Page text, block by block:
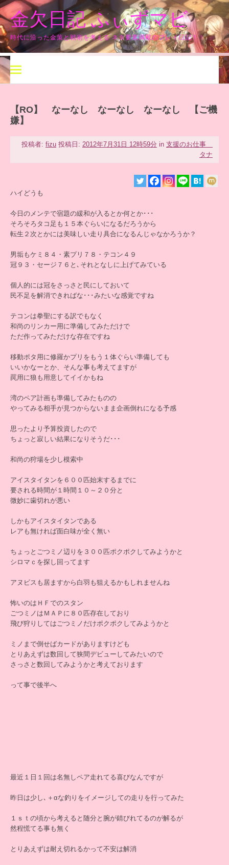
コ
ン
テ
ン
ツ
へ
ス
キ
ッ
金欠日記 ふぃずマビ
時代に沿った金策と戦術を考える ネタ要素満載のプレイ日記！！
【RO】 なーなし なーなし なーなし 【ご機
嫌】
投稿者: fizu 投稿日: 2012年7月31日 12時59分 in 支援のお仕事
タナ
ハイどうも
今日のメンテで宿題の緩和が入るとか何とか･･･
そろそろタコ足も１５本ぐらいになるだろうから
転生２次とかには美味しい走り具合になるんじゃなかろうか？
男垢もケミ８４・素プリ７８・テコン４９
冠９３・セージ７６と､それとなしに上げてみている
個人的には冠をさっさと民にしておいて
民不足を解消できればな･･･みたいな感覚ですね
テコンは拳聖にする訳でもなく
和尚のリンカー用に準備してみただけで
ただ作ってみただけな存在ですね
移動ポタ用に修羅かプリをもう１体ぐらい準備しても
いいかなーとか、そんな事も考えてますが
罠用に狼も用意してイイかもね
湾のペア計画も準備してみたものの
やってみる相手が見つからないまま企画倒れになる予感
思ったより予算投資したので
ちょっと寂しい結果になりそうだ･･･
和尚の狩場を少し模索中
アイスタイタンを６００匹始末するまでに
要される時間が１時間１０～２０分と
微妙に歯切れが悪い
しかもアイスタイタンである
レアも無ければ面白味が全く無い
ちょっとごつミノ辺りを３００匹ポクポクしてみようかと
シロマｃを探し回ってます
アヌビスも居ますから白羽も狙えるかもしれませんね
怖いのはＨＦでのスタン
ごつミノはＭＡＰに８０匹存在しており
飛び狩りしてはごつミノだけポクポクしてみようかと
ミノまで倒せばカードがありますけども
とりあえずは数回して狭間デビューしてみたいので
さっさと数回してみようかと考えております
って事で後半へ
最近１日１回は名無しペア走れてる喜びなんですが
昨日は少し､＋αな釣りをイメージしての走りを行ってみた
１ｓｔの頃から考えると随分と腕が錆びれてるのが解るが
然程慌てる事も無く
とりあえずは耐え切れるかって不安は解消